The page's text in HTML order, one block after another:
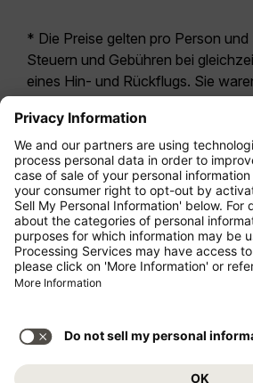
* Die Preise gelten pro Person und
Steuern und Gebühren bei
eines Hin- und Rückflugs. Sie
möglicherweise nicht mehr aktuell.
Economy Class angegebenen
sich i.d.R. um Economy Zero,
Tarifoption. Es können hierfür
fürAufgabegepäck oder für
Leistungen anfallen. Es gelten die
Geschäftsbedingungen .